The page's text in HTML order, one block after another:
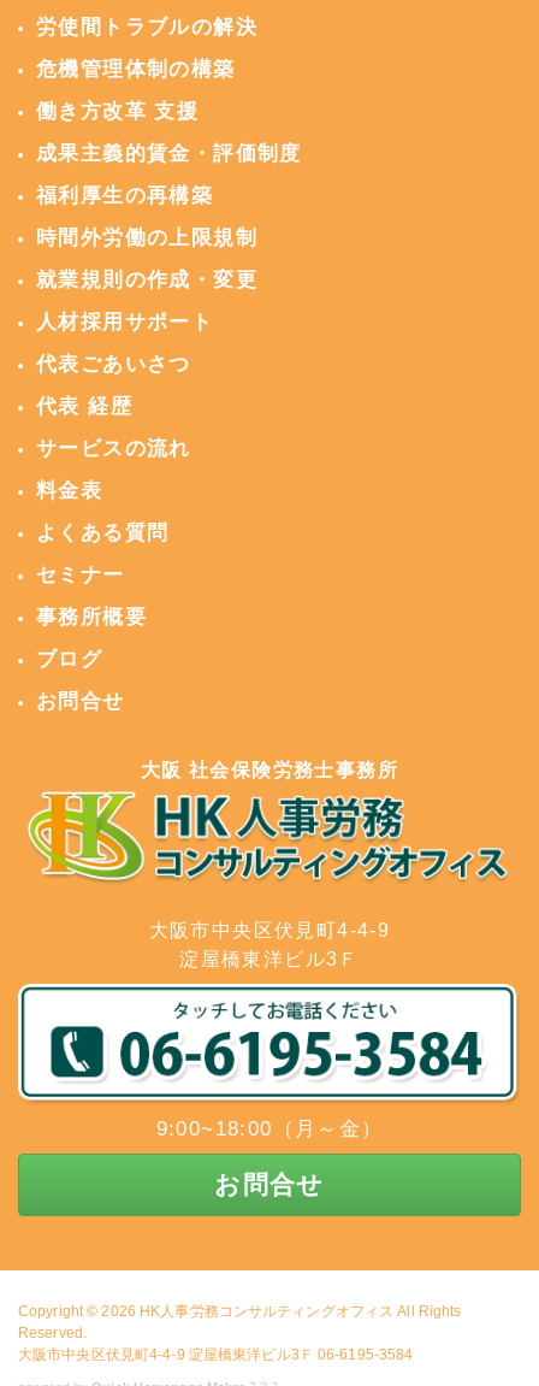
労使間トラブルの解決
危機管理体制の構築
働き方改革 支援
成果主義的賃金・評価制度
福利厚生の再構築
時間外労働の上限規制
就業規則の作成・変更
人材採用サポート
代表ごあいさつ
代表 経歴
サービスの流れ
料金表
よくある質問
セミナー
事務所概要
ブログ
お問合せ
大阪 社会保険労務士事務所
大阪市中央区伏見町4-4-9
淀屋橋東洋ビル3Ｆ
9:00~18:00（月～金）
お問合せ
Copyright © 2026 HK人事労務コンサルティングオフィス All Rights
Reserved.
大阪市中央区伏見町4-4-9 淀屋橋東洋ビル3Ｆ 06-6195-3584